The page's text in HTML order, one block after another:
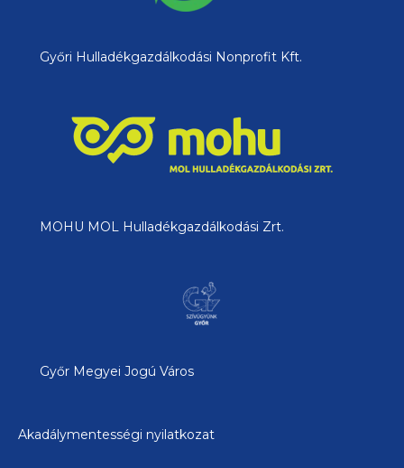
Győri Hulladékgazdálkodási Nonprofit Kft.
MOHU MOL Hulladékgazdálkodási Zrt.
Győr Megyei Jogú Város
Akadálymentességi nyilatkozat